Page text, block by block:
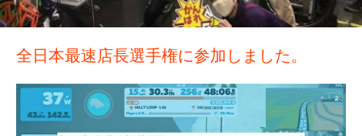
全日本最速店長選手権に参加しました。